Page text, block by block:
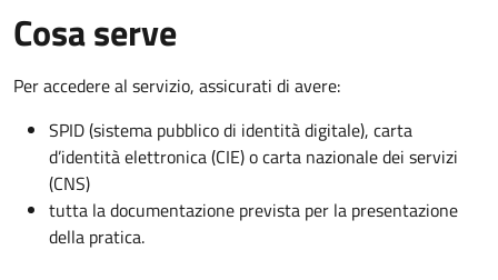
Cosa serve
Per accedere al servizio, assicurati di avere:
SPID (sistema pubblico di identità digitale), carta
d’identità elettronica (CIE) o carta nazionale dei servizi
(CNS)
tutta la documentazione prevista per la presentazione
della pratica.